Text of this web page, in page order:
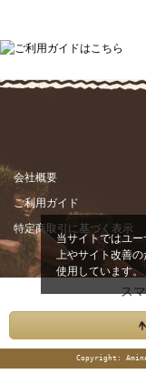
会社概要
ご利用ガイド
特定商取引に基づく表示
ス
Copyright:
当サイトではユー
上やサイト改善
使用しています。